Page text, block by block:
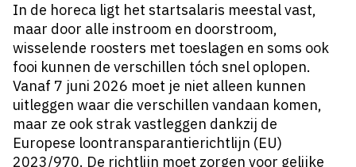
In de horeca ligt het startsalaris meestal vast,
maar door alle instroom en doorstroom,
wisselende roosters met toeslagen en soms ook
fooi kunnen de verschillen tóch snel oplopen.
Vanaf 7 juni 2026 moet je niet alleen kunnen
uitleggen waar die verschillen vandaan komen,
maar ze ook strak vastleggen dankzij de
Europese loontransparantierichtlijn (EU)
2023/970. De richtlijn moet zorgen voor gelijke